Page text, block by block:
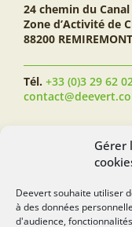
Gérer
Deevert souhaite utiliser
à des données
d'audience,
24 chemin du Canal
Zone d’Activité de
88200 REMIREMONT
Tél. +33 (0)3 29 62
SUIVEZ-NOUS...
deevert.com